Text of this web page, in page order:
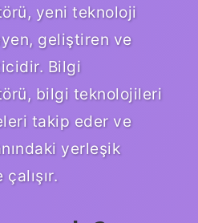
yeni teknoloji
geliştiren ve
Bilgi
bilgi teknolojileri
takip eder ve
yerleşik